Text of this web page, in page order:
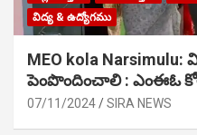
విద్య & ఉద్యోగము
MEO kola Narsimulu:
పెంపొందించాలి : ఎంఈఓ
07/11/2024 SIRA NEWS